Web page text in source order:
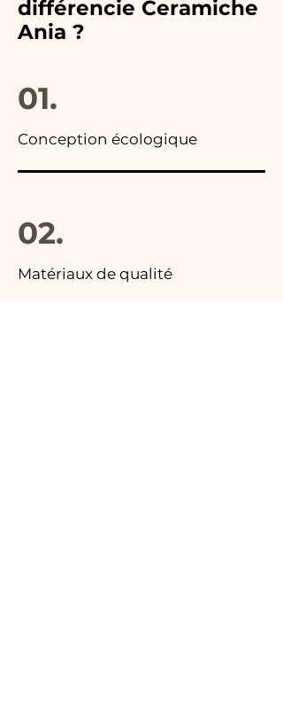
immédiatement !
articles, vous trouverez la
photo du colis final.
différencie Ceramiche
Ania ?
01.
Conception écologique
02.
Matériaux de qualité